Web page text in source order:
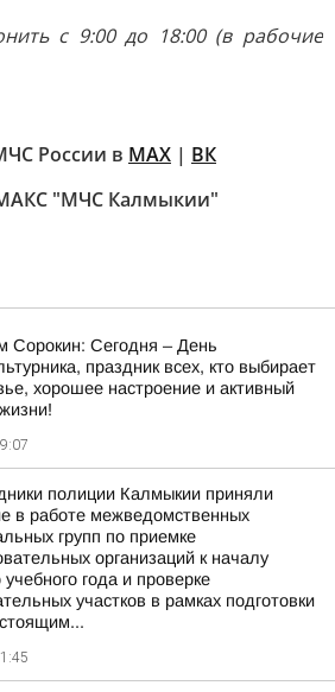
с 9:00 до 18:00 (в рабочие
России в MAX | ВК
"МЧС Калмыкии"
Сорокин: Сегодня – День
праздник всех, кто выбирает
хорошее настроение и активный
полиции Калмыкии приняли
в работе межведомственных
групп по приемке
организаций к началу
учебного года и проверке
участков в рамках подготовки